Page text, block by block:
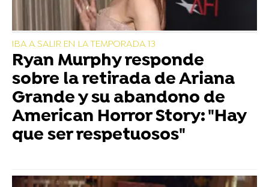
IBA A SALIR EN LA TEMPORADA 13
Ryan Murphy responde
sobre la retirada de Ariana
Grande y su abandono de
American Horror Story: "Hay
que ser respetuosos"